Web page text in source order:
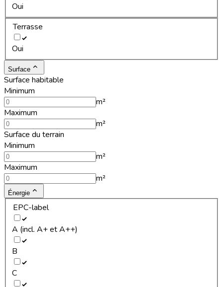
Oui
Terrasse
Oui
Surface
Surface habitable
Minimum
m²
Maximum
m²
Surface du terrain
Minimum
m²
Maximum
m²
Énergie
EPC-label
A (incl. A+ et A++)
B
C